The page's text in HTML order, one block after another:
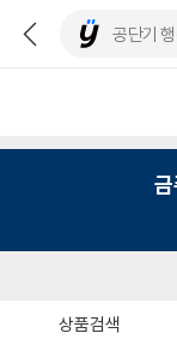
상품검색